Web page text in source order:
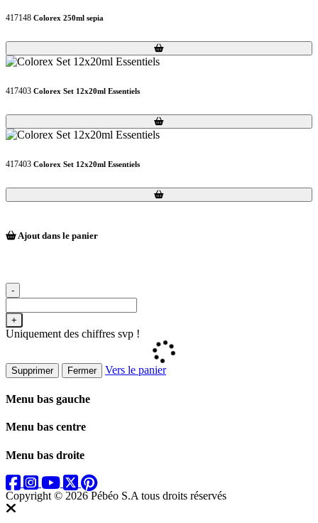
417148 Colorex 250ml sepia
Loading...
Loading...
417403 Colorex Set 12x20ml Essentiels
Loading...
Loading...
417403 Colorex Set 12x20ml Essentiels
Loading...
Loading...
Ajout dans le panier
-
+
Uniquement des chiffres svp !
Supprimer Fermer Vers le panier
Menu bas gauche
Menu bas centre
Menu bas droite
Copyright © 2026 Pébéo S.A tous droits réservés